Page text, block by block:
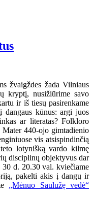
žvaigždes žada Vilniaus
kryptį, nusižiūrime savo
ir iš tiesų pasirenkame
kūnus: argi juos
ar literatas? Folkloro
Mater 440-ojo gimtadienio
vis atsispindinčią
lotynišką vardo kilmę
disciplinų objektyvus dar
d. 20.30 val. kviečiame
pakelti akis į dangų ir
„Mėnuo Saulužę vedė“